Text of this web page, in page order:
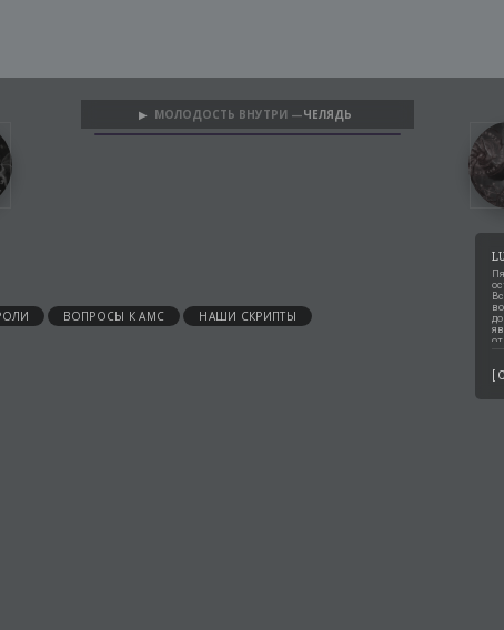
[
ВОПРОСЫ К АМС НАШИ СКРИПТЫ
▶ МОЛОДОСТЬ ВНУТРИ —ЧЕЛЯДЬ